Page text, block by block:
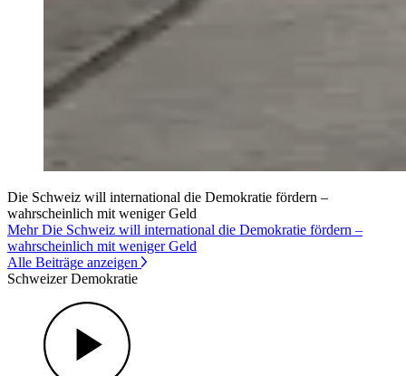
Die Schweiz will international die Demokratie fördern –
wahrscheinlich mit weniger Geld
Mehr Die Schweiz will international die Demokratie fördern –
wahrscheinlich mit weniger Geld
Alle Beiträge anzeigen
Schweizer Demokratie